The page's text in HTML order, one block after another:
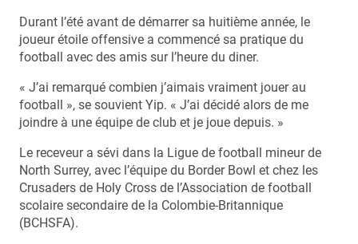
Durant l’été avant de démarrer sa huitième année, le
joueur étoile offensive a commencé sa pratique du
football avec des amis sur l’heure du diner.
« J’ai remarqué combien j’aimais vraiment jouer au
football », se souvient Yip. « J’ai décidé alors de me
joindre à une équipe de club et je joue depuis. »
Le receveur a sévi dans la Ligue de football mineur de
North Surrey, avec l’équipe du Border Bowl et chez les
Crusaders de Holy Cross de l’Association de football
scolaire secondaire de la Colombie-Britannique
(BCHSFA).